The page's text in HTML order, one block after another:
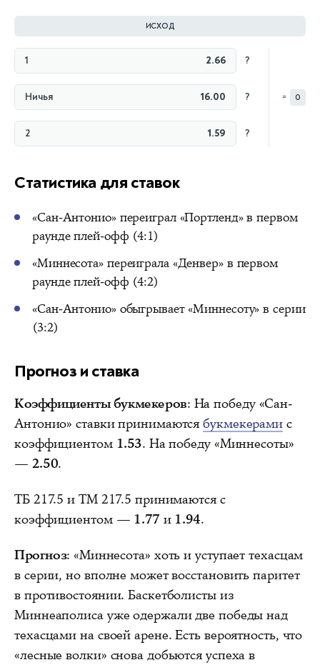
ИСХОД
1 2.66 ?
Ничья 16.00 ?
2 1.59 ?
= 0
Статистика для ставок
«Сан-Антонио» переиграл «Портленд» в первом
раунде плей-офф (4:1)
«Миннесота» переиграла «Денвер» в первом
раунде плей-офф (4:2)
«Сан-Антонио» обыгрывает «Миннесоту» в серии
(3:2)
Прогноз и ставка
Коэффициенты букмекеров: На победу «Сан-
Антонио» ставки принимаютсябукмекерами с
коэффициентом 1.53. На победу «Миннесоты»
— 2.50.
ТБ 217.5 и ТМ 217.5 принимаются с
коэффициентом — 1.77 и 1.94.
Прогноз: «Миннесота» хоть и уступает техасцам
в серии, но вполне может восстановить паритет
в противостоянии. Баскетболисты из
Миннеаполиса уже одержали две победы над
техасцами на своей арене. Есть вероятность, что
«лесные волки» снова добьются успеха в